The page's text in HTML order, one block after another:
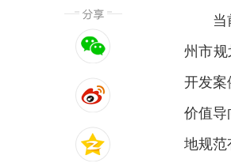
州市
开发案
价值导
地规范